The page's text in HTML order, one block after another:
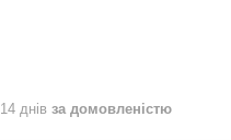
днів за домовленістю